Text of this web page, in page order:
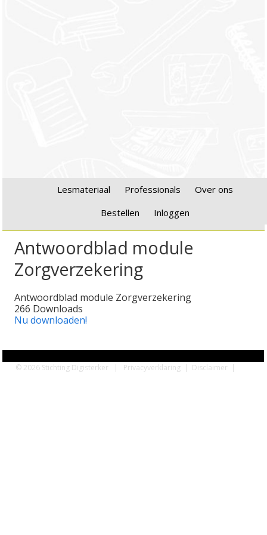
Lesmateriaal Professionals
Over ons
Bestellen
Inloggen
Antwoordblad module
Zorgverzekering
Antwoordblad module Zorgverzekering
266 Downloads
Nu downloaden!
© 2026 Stichting Digisterker | Privacyverklaring | Disclaimer |